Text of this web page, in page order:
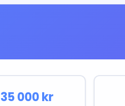
35 000kr